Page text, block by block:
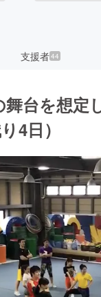
支援者44
舞台を想
4日）